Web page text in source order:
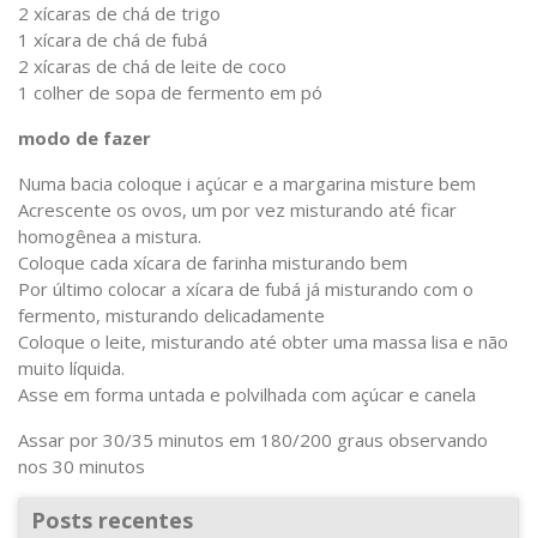
2 xícaras de chá de trigo
1 xícara de chá de fubá
2 xícaras de chá de leite de coco
1 colher de sopa de fermento em pó
modo de fazer
Numa bacia coloque i açúcar e a margarina misture bem
Acrescente os ovos, um por vez misturando até ficar
homogênea a mistura.
Coloque cada xícara de farinha misturando bem
Por último colocar a xícara de fubá já misturando com o
fermento, misturando delicadamente
Coloque o leite, misturando até obter uma massa lisa e não
muito líquida.
Asse em forma untada e polvilhada com açúcar e canela
Assar por 30/35 minutos em 180/200 graus observando
nos 30 minutos
Posts recentes